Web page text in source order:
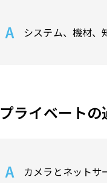
システム、機材、
プライベート
カメラとネットサ